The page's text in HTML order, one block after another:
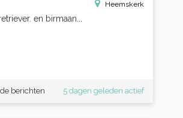
Heemskerk
en birmaan...
5 dagen geleden actief
berichten